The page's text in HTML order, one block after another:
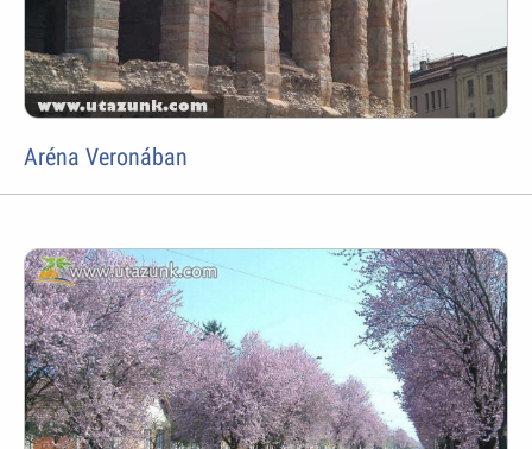
Aréna Veronában